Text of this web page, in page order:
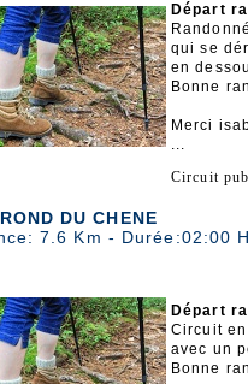
Départ
qui se
en
Bonne
Merci
...
Circuit
DU CHENE
7.6 Km - Durée:02:00
Départ
Circuit
avec un
Bonne